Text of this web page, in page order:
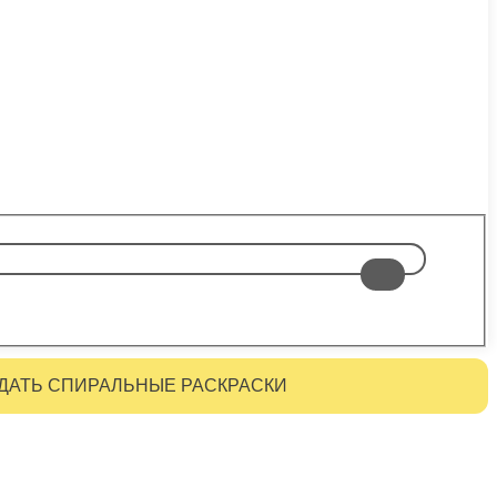
СПИРАЛЬНЫЕ РАСКРАСКИ